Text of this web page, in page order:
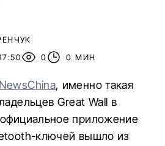
0 0 МИН
, именно такая
Great Wall в
приложение
ключей вышло из